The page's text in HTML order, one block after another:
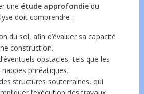
une étude approfondiedu
doit comprendre :
du sol, afin d’évaluer sa capacité
construction.
obstacles, tels que les
phréatiques.
structures souterraines, qui